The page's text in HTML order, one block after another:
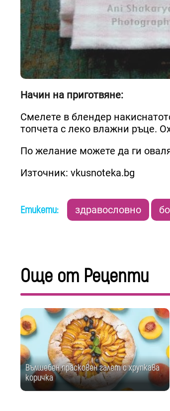
Начин на приготвяне:
Смелете в блендер
топчета с леко влажни ръце.
По желание можете да ги
Източник: vkusnoteka.bg
Етикети: здравословно
Още от Рецепти
Вълшебен прасковен галет с хрупкава
коричка